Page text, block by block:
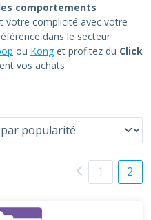
comportements
votre complicité avec votre
dans le secteur
ou Konget profitez du Click
vos achats.
1 2